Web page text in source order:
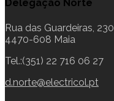
Delegação Norte
Rua das Guardeiras, 230,
4470-608 Maia
Tel.:(351) 22 716 06 27
d.norte@electricol.pt